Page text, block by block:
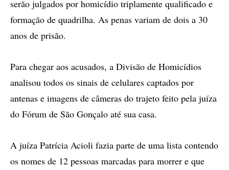
serão julgados por homicídio triplamente qualificado e
formação de quadrilha. As penas variam de dois a 30
anos de prisão.
Para chegar aos acusados, a Divisão de Homicídios
analisou todos os sinais de celulares captados por
antenas e imagens de câmeras do trajeto feito pela juíza
do Fórum de São Gonçalo até sua casa.
A juíza Patrícia Acioli fazia parte de uma lista contendo
os nomes de 12 pessoas marcadas para morrer e que